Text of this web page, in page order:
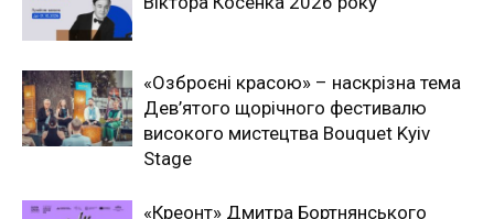
«Озброєні красою» – наскрізна тема
Дев’ятого щорічного фестивалю
високого мистецтва Bouquet Kyiv
Stage
«Креонт» Дмитра Бортнянського